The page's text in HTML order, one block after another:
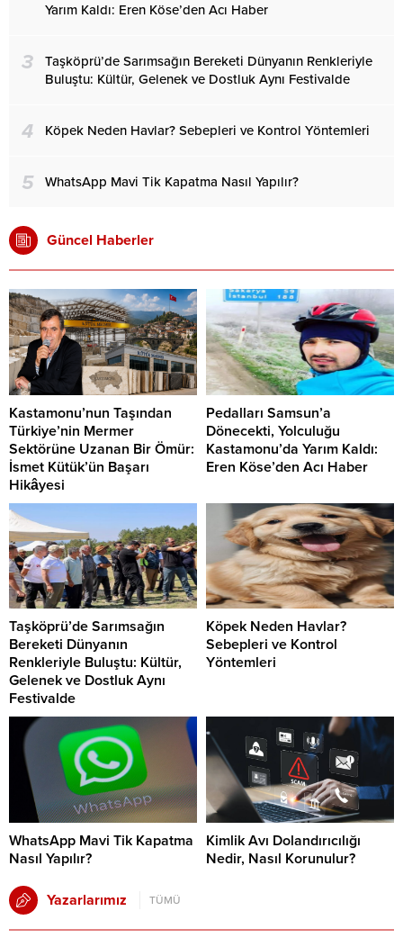
Yarım Kaldı: Eren Köse’den Acı Haber
3
Taşköprü’de Sarımsağın Bereketi Dünyanın Renkleriyle
Buluştu: Kültür, Gelenek ve Dostluk Aynı Festivalde
4 Köpek Neden Havlar? Sebepleri ve Kontrol Yöntemleri
5 WhatsApp Mavi Tik Kapatma Nasıl Yapılır?
Güncel Haberler
Kastamonu’nun Taşından
Türkiye’nin Mermer
Sektörüne Uzanan Bir Ömür:
İsmet Kütük’ün Başarı
Hikâyesi
Pedalları Samsun’a
Dönecekti, Yolculuğu
Kastamonu’da Yarım Kaldı:
Eren Köse’den Acı Haber
Taşköprü’de Sarımsağın
Bereketi Dünyanın
Renkleriyle Buluştu: Kültür,
Gelenek ve Dostluk Aynı
Festivalde
Köpek Neden Havlar?
Sebepleri ve Kontrol
Yöntemleri
WhatsApp Mavi Tik Kapatma
Nasıl Yapılır?
Kimlik Avı Dolandırıcılığı
Nedir, Nasıl Korunulur?
Yazarlarımız TÜMÜ